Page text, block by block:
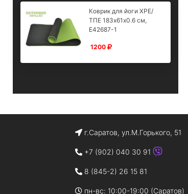
Коврик для йоги XPE/
ТПЕ 183х61х0.6 см,
E42687-1
1200
г.Саратов, ул.М.Горького, 51
+7 (902) 040 30 91
8 (845-2) 26 15 81
пн-вс: 10:00-19:00 (Саратов)